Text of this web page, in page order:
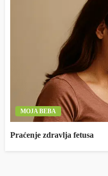
MOJA BEBA
Praćenje zdravlja fetusa